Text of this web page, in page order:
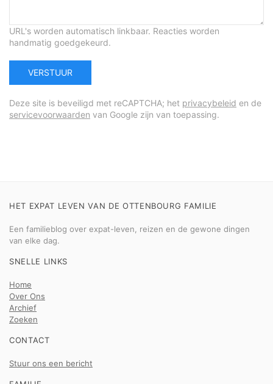
URL's worden automatisch linkbaar. Reacties worden
handmatig goedgekeurd.
VERSTUUR
Deze site is beveiligd met reCAPTCHA; het privacybeleid en de
servicevoorwaarden van Google zijn van toepassing.
HET EXPAT LEVEN VAN DE OTTENBOURG FAMILIE
Een familieblog over expat-leven, reizen en de gewone dingen
van elke dag.
SNELLE LINKS
Home
Over Ons
Archief
Zoeken
CONTACT
Stuur ons een bericht